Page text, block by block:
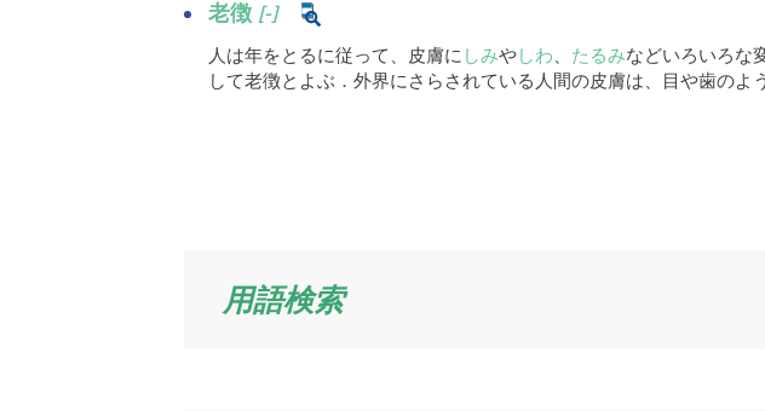
老徴 [-]
人は年をとるに従って、皮膚に しみやしわ たるみなどいろいろな
して老徴とよぶ．外界にさらされている人間の皮膚は、目や歯の
用語検索